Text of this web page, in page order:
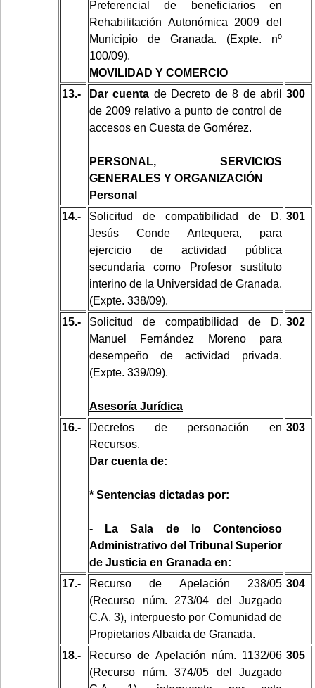
Preferencial de beneficiarios en
Rehabilitación Autonómica 2009 del
Municipio de Granada. (Expte. nº
100/09).
MOVILIDAD Y COMERCIO
13.- Dar cuenta de Decreto de 8 de abril
de 2009 relativo a punto de control de
accesos en Cuesta de Gomérez.
PERSONAL, SERVICIOS
GENERALES Y ORGANIZACIÓN
Personal
300
14.-
Solicitud de compatibilidad de D.
Jesús Conde Antequera, para
ejercicio de actividad pública
secundaria como Profesor sustituto
interino de la Universidad de Granada.
(Expte. 338/09).
301
15.-
Solicitud de compatibilidad de D.
Manuel Fernández Moreno para
desempeño de actividad privada.
(Expte. 339/09).
Asesoría Jurídica
302
16.-
Decretos de personación en
Recursos.
Dar cuenta de:
* Sentencias dictadas por:
- La Sala de lo Contencioso
Administrativo del Tribunal Superior
de Justicia en Granada en:
303
17.-
Recurso de Apelación 238/05
(Recurso núm. 273/04 del Juzgado
C.A. 3), interpuesto por Comunidad de
Propietarios Albaida de Granada.
304
18.-
Recurso de Apelación núm. 1132/06
(Recurso núm. 374/05 del Juzgado
305